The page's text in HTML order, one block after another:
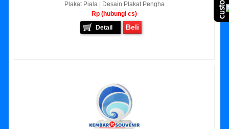
Plakat Piala | Desain Plakat Pengha
Rp (hubungi cs)
Detail
Beli